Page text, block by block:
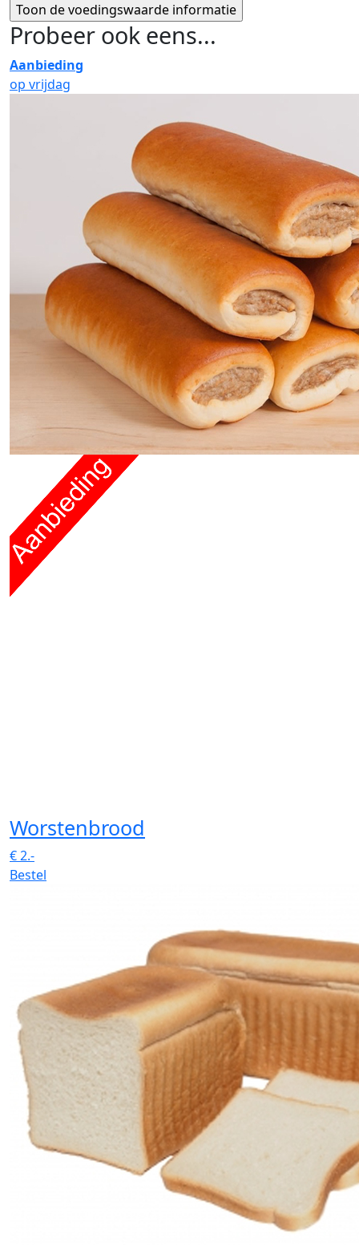
Probeer ook eens...
Aanbieding
op vrijdag
Worstenbrood
€2.-
Bestel